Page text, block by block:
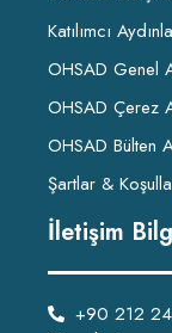
Katılımcı
OHSAD Genel
OHSAD Çerez
OHSAD Bülten
Şartlar &
İletişim
+90 212